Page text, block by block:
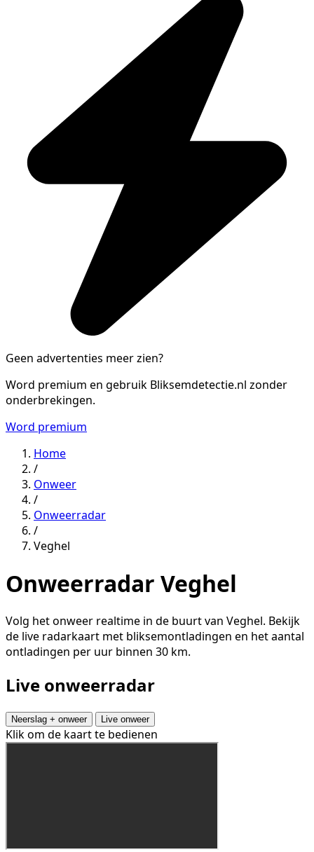
Geen advertenties meer zien?
Word premium en gebruik Bliksemdetectie.nl zonder
onderbrekingen.
Word premium
Home
/
Onweer
/
Onweerradar
/
Veghel
Onweerradar Veghel
Volg het onweer realtime in de buurt van Veghel. Bekijk
de live radarkaart met bliksemontladingen en het aantal
ontladingen per uur binnen 30 km.
Live onweerradar
Neerslag + onweer Live onweer
Klik om de kaart te bedienen